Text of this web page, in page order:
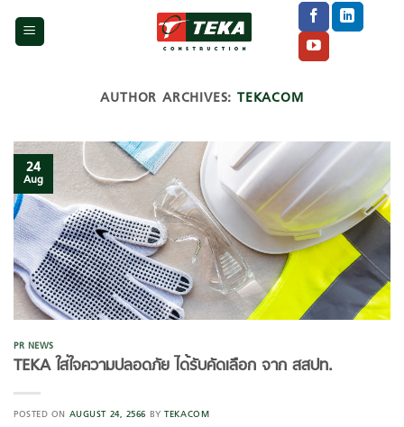
AUTHOR ARCHIVES: TEKACOM
24
Aug
PR NEWS
TEKA ใส่ใจความปลอดภัย ได้รับคัดเลือก จาก สสปท.
POSTED ON AUGUST 24, 2566 BYTEKACOM